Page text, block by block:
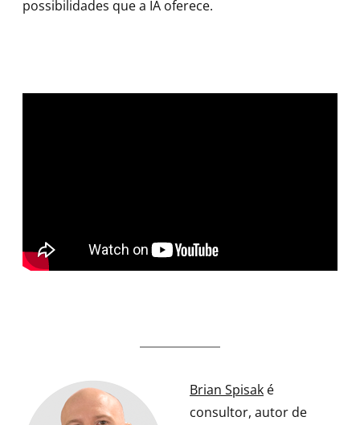
possibilidades que a IA oferece.
Brian Spisak é
consultor, autor de